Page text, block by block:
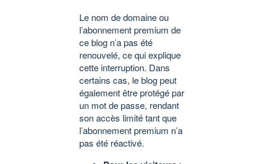
Le nom de domaine ou
l’abonnement premium de
ce blog n’a pas été
renouvelé, ce qui explique
cette interruption. Dans
certains cas, le blog peut
également être protégé par
un mot de passe, rendant
son accès limité tant que
l’abonnement premium n’a
pas été réactivé.